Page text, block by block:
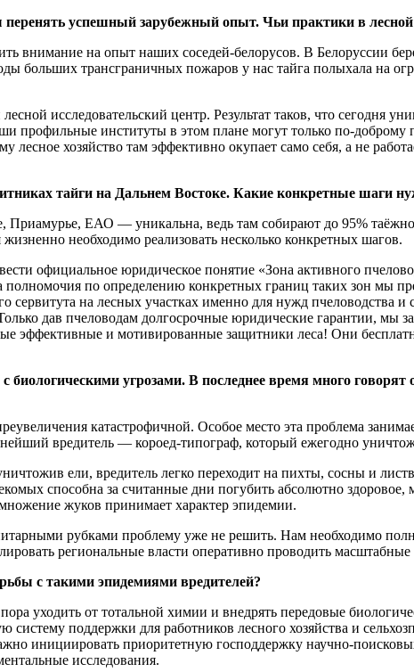
успешный зарубежный опыт. Чьи практики в лесной
внимание на опыт наших соседей-белорусов. В Белоруссии
больших трансграничных пожаров у нас тайга полыхала на
исследовательский центр. Результат таков, что сегодня
профильные институты в этом плане могут только по-доброму
лесное хозяйство там эффективно окупает само себя, а не
тайги на Дальнем Востоке. Какие конкретные шаги
ЕАО — уникальна, ведь там собирают до 95%
необходимо реализовать несколько конкретных шагов.
официальное юридическое понятие «Зона активного
полномочия по определению конкретных границ таких зон мы
сервитута на лесных участках именно для нужд пчеловодства
дав пчеловодам долгосрочные юридические гарантии,
эффективные и мотивированные защитники леса! Они
угрозами. В последнее время много говорят
катастрофичной. Особое место эта проблема
вредитель — короед-типограф, который ежегодно
ели, вредитель легко переходит на пихты, сосны и
способна за считанные дни погубить абсолютно
жуков принимает характер эпидемии.
рубками проблему уже не решить. Нам необходимо
региональные власти оперативно проводить масштабные
с такими эпидемиями вредителей?
уходить от тотальной химии и внедрять передовые
систему поддержки для работников лесного хозяйства и
инициировать приоритетную господдержку научно-
исследования.